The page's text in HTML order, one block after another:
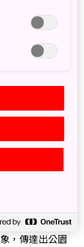
Tetra Mound 等
紹，從山頂往
為一個雕塑品
，傳達出公園